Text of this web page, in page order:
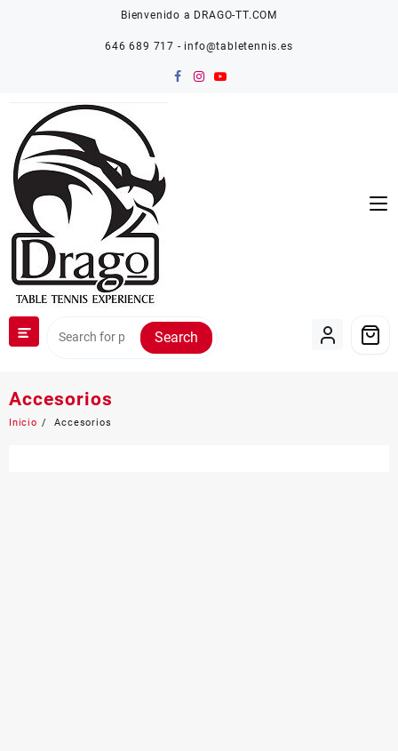
Bienvenido a DRAGO-TT.COM
646 689 717 - info@tabletennis.es
Search
Accesorios
Inicio Accesorios